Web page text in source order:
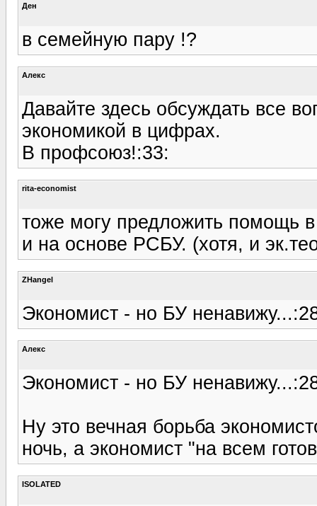
Ден
в семейную пару !?
Алекс
Давайте здесь обсуждать все
экономикой в цифрах.
В профсоюз!:33:
rita-economist
тоже могу предложить помощь
и на основе РСБУ. (хотя, и
ZHangel
Экономист - но БУ
Алекс
Экономист - но БУ
Ну это вечная борьба
ночь, а экономист "на всем
ISOLATED